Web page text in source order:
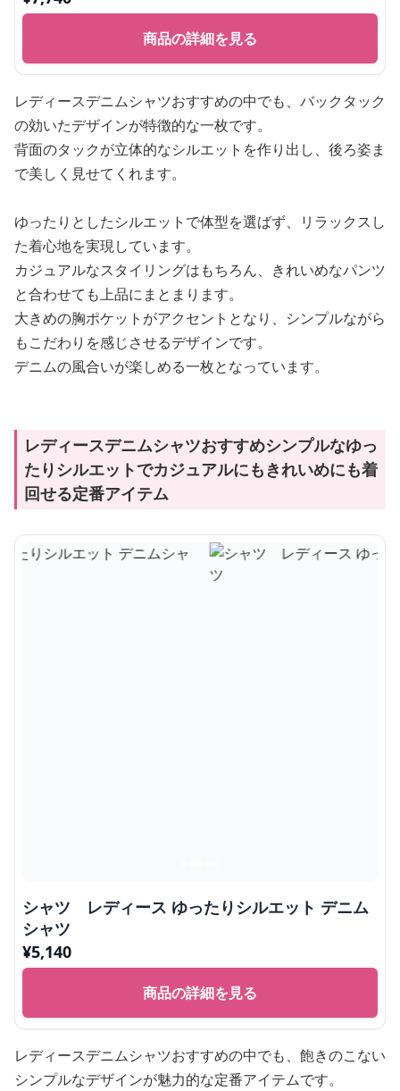
商品の詳細を見る
レディースデニムシャツおすすめの中でも、バックタック
の効いたデザインが特徴的な一枚です。
背面のタックが立体的なシルエットを作り出し、後ろ姿ま
で美しく見せてくれます。
ゆったりとしたシルエットで体型を選ばず、リラックスし
た着心地を実現しています。
カジュアルなスタイリングはもちろん、きれいめなパンツ
と合わせても上品にまとまります。
大きめの胸ポケットがアクセントとなり、シンプルながら
もこだわりを感じさせるデザインです。
デニムの風合いが楽しめる一枚となっています。
レディースデニムシャツおすすめシンプルなゆっ
たりシルエットでカジュアルにもきれいめにも着
回せる定番アイテム
シャツ レディース ゆったりシルエット デニム
シャツ
¥5,140
商品の詳細を見る
レディースデニムシャツおすすめの中でも、飽きのこない
シンプルなデザインが魅力的な定番アイテムです。